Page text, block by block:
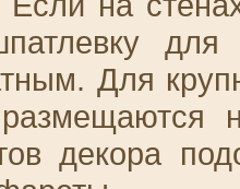
Для
декора